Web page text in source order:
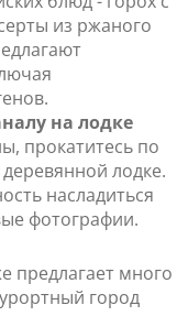
из ржаного
на лодке
прокатитесь по
лодке.
насладиться
фотографии.
предлагает много
город